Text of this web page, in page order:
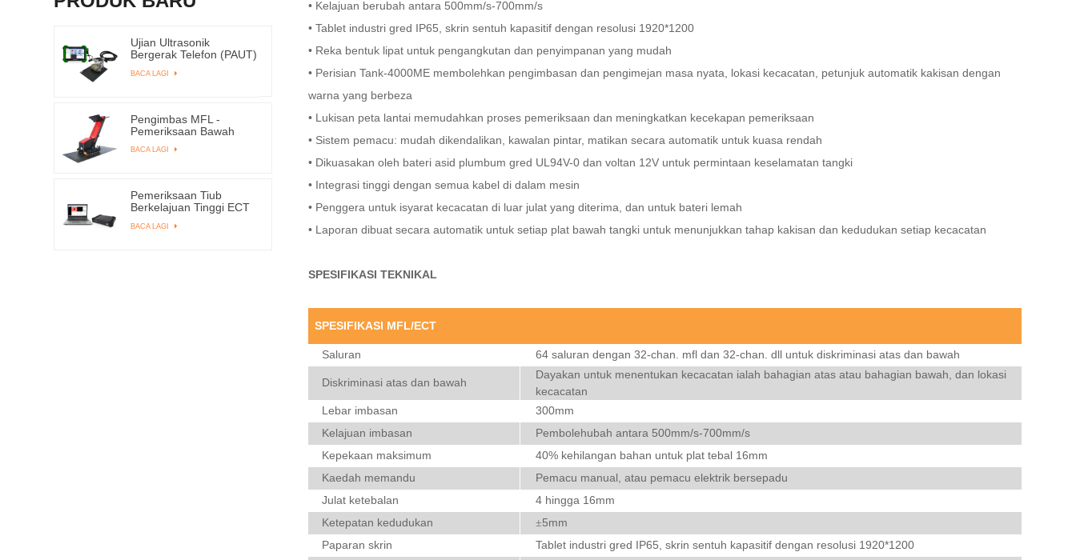
• Kelajuan berubah antara 500mm/s-700mm/s
• Tablet industri gred IP65, skrin sentuh kapasitif dengan resolusi 1920*1200
• Reka bentuk lipat untuk pengangkutan dan penyimpanan yang mudah
• Perisian Tank-4000ME membolehkan pengimbasan dan pengimejan masa nyata, lokasi kecacatan, petunjuk automatik kakisan dengan
warna yang berbeza
• Lukisan peta lantai memudahkan proses pemeriksaan dan meningkatkan kecekapan pemeriksaan
• Sistem pemacu: mudah dikendalikan, kawalan pintar, matikan secara automatik untuk kuasa rendah
• Dikuasakan oleh bateri asid plumbum gred UL94V-0 dan voltan 12V untuk permintaan keselamatan tangki
• Integrasi tinggi dengan semua kabel di dalam mesin
• Penggera untuk isyarat kecacatan di luar julat yang diterima, dan untuk bateri lemah
• Laporan dibuat secara automatik untuk setiap plat bawah tangki untuk menunjukkan tahap kakisan dan kedudukan setiap kecacatan
SPESIFIKASI TEKNIKAL
SPESIFIKASI MFL/ECT
Saluran 64 saluran dengan 32-chan. mfl dan 32-chan. dll untuk diskriminasi atas dan bawah
Diskriminasi atas dan bawah
Dayakan untuk menentukan kecacatan ialah bahagian atas atau bahagian bawah, dan lokasi
kecacatan
Lebar imbasan
300mm
Kelajuan imbasan
Pembolehubah antara 500mm/s-700mm/s
Kepekaan maksimum
40% kehilangan bahan untuk plat tebal 16mm
Kaedah memandu
Pemacu manual, atau pemacu elektrik bersepadu
Julat ketebalan
4 hingga 16mm
Ketepatan kedudukan
±5mm
Paparan skrin
Tablet industri gred IP65, skrin sentuh kapasitif dengan resolusi 1920*1200
Ujian Ultrasonik
Bergerak Telefon (PAUT)
BACA LAGI
Pengimbas MFL -
Pemeriksaan Bawah
4000ME
BACA LAGI
Pemeriksaan Tiub
Berkelajuan Tinggi ECT
BACA LAGI